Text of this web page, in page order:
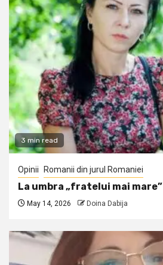
3 min read
Opinii Romanii din jurul Romaniei
La umbra „fratelui mai mare”
May 14, 2026 Doina Dabija